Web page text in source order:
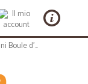
Zàini Boule d'Or Fondente con Cremoso Ripieno al Cacao 125 g